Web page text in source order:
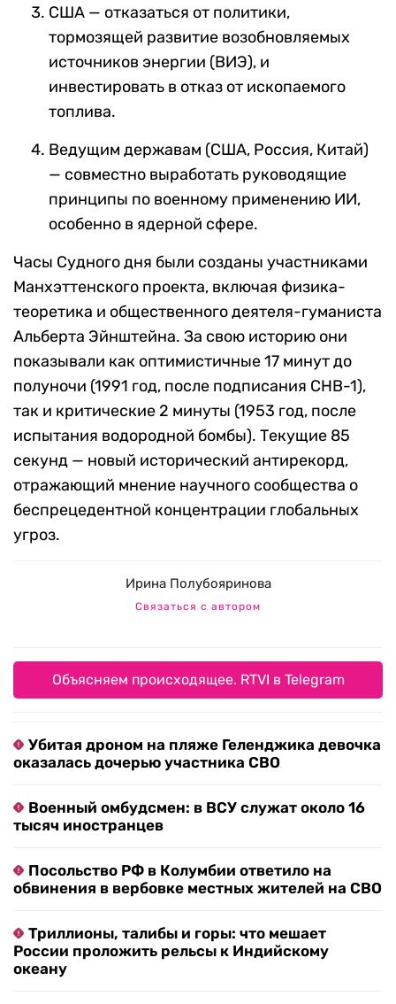
США — отказаться от политики,
тормозящей развитие возобновляемых
источников энергии (ВИЭ), и
инвестировать в отказ от ископаемого
топлива.
Ведущим державам (США, Россия, Китай)
— совместно выработать руководящие
принципы по военному применению ИИ,
особенно в ядерной сфере.
Часы Судного дня были созданы участниками
Манхэттенского проекта, включая физика-
теоретика и общественного деятеля-гуманиста
Альберта Эйнштейна. За свою историю они
показывали как оптимистичные 17 минут до
полуночи (1991 год, после подписания СНВ-1),
так и критические 2 минуты (1953 год, после
испытания водородной бомбы). Текущие 85
секунд — новый исторический антирекорд,
отражающий мнение научного сообщества о
беспрецедентной концентрации глобальных
угроз.
Ирина Полубояринова
Связаться с автором
Объясняем происходящее. RTVI в Telegram
Убитая дроном на пляже Геленджика девочка
оказалась дочерью участника СВО
Военный омбудсмен: в ВСУ служат около 16
тысяч иностранцев
Посольство РФ в Колумбии ответило на
обвинения в вербовке местных жителей на СВО
Триллионы, талибы и горы: что мешает
России проложить рельсы к Индийскому
океану